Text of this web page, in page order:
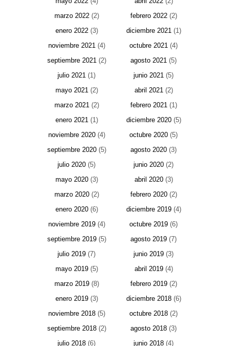
marzo 2022(2) febrero 2022(2)
enero 2022(3) diciembre 2021(1)
noviembre 2021(4) octubre 2021 (4)
septiembre 2021(2) agosto 2021 (5)
julio 2021 (1) junio 2021 (5)
mayo 2021(2) abril 2021(2)
marzo 2021(2) febrero 2021(1)
enero 2021(1) diciembre 2020(5)
noviembre 2020(4) octubre 2020 (5)
septiembre 2020(5) agosto 2020 (3)
julio 2020 (5) junio 2020 (2)
mayo 2020(3) abril 2020(3)
marzo 2020(2) febrero 2020(2)
enero 2020(6) diciembre 2019(4)
noviembre 2019(4) octubre 2019 (6)
septiembre 2019(5) agosto 2019 (7)
julio 2019 (7) junio 2019 (3)
mayo 2019(5) abril 2019(4)
marzo 2019(8) febrero 2019(2)
enero 2019(3) diciembre 2018(6)
noviembre 2018(5) octubre 2018 (2)
septiembre 2018(2) agosto 2018 (3)
julio 2018 (6) junio 2018 (4)